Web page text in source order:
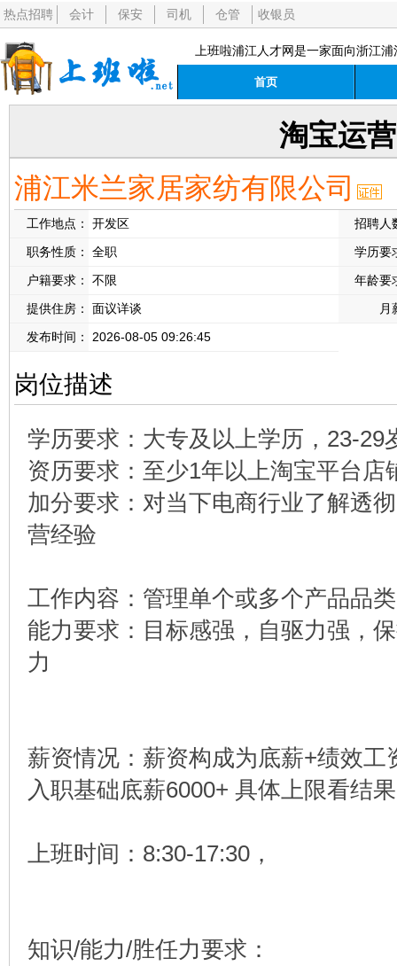
热点招聘 会计 保安 司机 仓管 收银员
上班啦浦江人才网是一家面向浙江
首页
淘宝运营
浦江米兰家居家纺有限公司
工作地点： 开发区
招聘人
职务性质：
全职
学历要
户籍要求：
不限
年龄要
提供住房：
面议详谈
月
发布时间：
2026-08-05 09:26:45
岗位描述
学历要求：大专及以上学历，23-29
资历要求：至少1年以上淘宝平台店
加分要求：对当下电商行业了解透
营经验
工作内容：管理单个或多个产品品
能力要求：目标感强，自驱力强，
力
薪资情况：薪资构成为底薪+绩效工
入职基础底薪6000+ 具体上限看结果
上班时间：8:30-17:30，
知识/能力/胜任力要求：